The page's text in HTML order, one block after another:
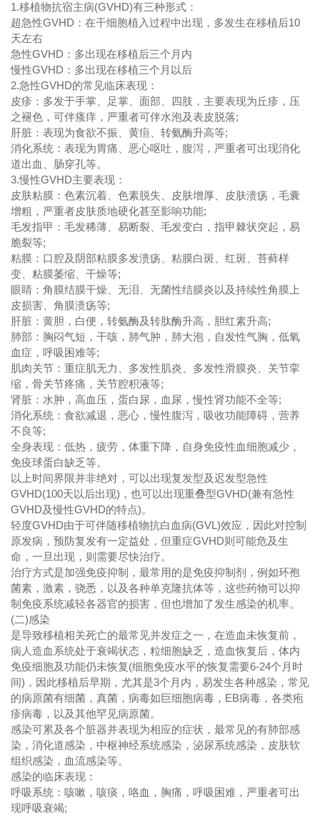
1.移植物抗宿主病(GVHD)有三种形式：
超急性GVHD：在干细胞植入过程中出现，多发生在移植后10
天左右
急性GVHD：多出现在移植后三个月内
慢性GVHD：多出现在移植三个月以后
2.急性GVHD的常见临床表现：
皮疹：多发于手掌、足掌、面部、四肢，主要表现为丘疹，压
之褪色，可伴瘙痒，严重者可伴水泡及表皮脱落;
肝脏：表现为食欲不振、黄疸、转氨酶升高等;
消化系统：表现为胃痛、恶心呕吐，腹泻，严重者可出现消化
道出血、肠穿孔等。
3.慢性GVHD主要表现：
皮肤粘膜：色素沉着、色素脱失、皮肤增厚、皮肤溃疡，毛囊
增粗，严重者皮肤质地硬化甚至影响功能;
毛发指甲：毛发稀薄、易断裂、毛发变白，指甲棘状突起，易
脆裂等;
粘膜：口腔及阴部粘膜多发溃疡、粘膜白斑、红斑、苔藓样
变、粘膜萎缩、干燥等;
眼睛：角膜结膜干燥、无泪、无菌性结膜炎以及持续性角膜上
皮损害、角膜溃疡等;
肝脏：黄胆，白便，转氨酶及转肽酶升高，胆红素升高;
肺部：胸闷气短，干咳，肺气肿，肺大泡，自发性气胸，低氧
血症，呼吸困难等;
肌肉关节：重症肌无力、多发性肌炎、多发性滑膜炎、关节挛
缩，骨关节疼痛，关节腔积液等;
肾脏：水肿，高血压，蛋白尿，血尿，慢性肾功能不全等;
消化系统：食欲减退，恶心，慢性腹泻，吸收功能障碍，营养
不良等;
全身表现：低热，疲劳，体重下降，自身免疫性血细胞减少，
免疫球蛋白缺乏等。
以上时间界限并非绝对，可以出现复发型及迟发型急性
GVHD(100天以后出现)，也可以出现重叠型GVHD(兼有急性
GVHD及慢性GVHD的特点)。
轻度GVHD由于可伴随移植物抗白血病(GVL)效应，因此对控制
原发病，预防复发有一定益处，但重症GVHD则可能危及生
命，一旦出现，则需要尽快治疗。
治疗方式是加强免疫抑制，最常用的是免疫抑制剂，例如环孢
菌素，激素，骁悉，以及各种单克隆抗体等，这些药物可以抑
制免疫系统减轻各器官的损害，但也增加了发生感染的机率。
(二)感染
是导致移植相关死亡的最常见并发症之一，在造血未恢复前，
病人造血系统处于衰竭状态，粒细胞缺乏，造血恢复后，体内
免疫细胞及功能仍未恢复(细胞免疫水平的恢复需要6-24个月时
间)，因此移植后早期，尤其是3个月内，易发生各种感染，常见
的病原菌有细菌，真菌，病毒如巨细胞病毒，EB病毒，各类疱
疹病毒，以及其他罕见病原菌。
感染可累及各个脏器并表现为相应的症状，最常见的有肺部感
染，消化道感染，中枢神经系统感染，泌尿系统感染，皮肤软
组织感染，血流感染等。
感染的临床表现：
呼吸系统：咳嗽，咳痰，咯血，胸痛，呼吸困难，严重者可出
现呼吸衰竭;